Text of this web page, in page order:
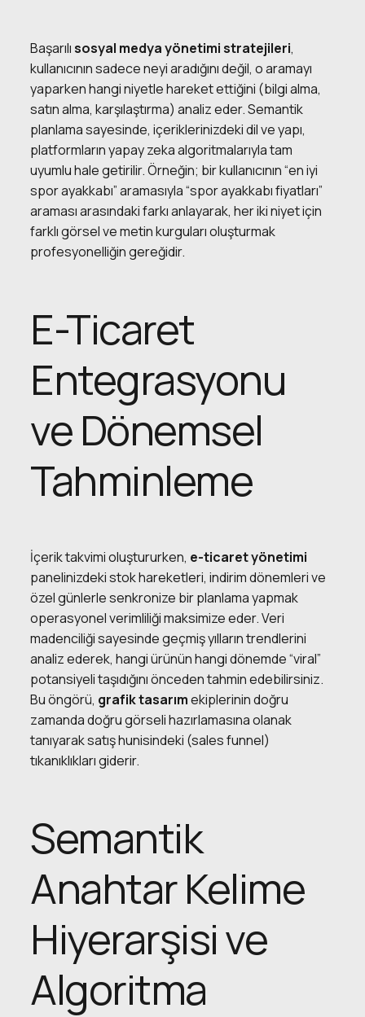
Başarılısosyal medya yönetimi stratejileri,
kullanıcının sadece neyi aradığını değil, o aramayı
yaparken hangi niyetle hareket ettiğini (bilgi alma,
satın alma, karşılaştırma) analiz eder. Semantik
planlama sayesinde, içeriklerinizdeki dil ve yapı,
platformların yapay zeka algoritmalarıyla tam
uyumlu hale getirilir. Örneğin; bir kullanıcının “en iyi
spor ayakkabı” aramasıyla “spor ayakkabı fiyatları”
araması arasındaki farkı anlayarak, her iki niyet için
farklı görsel ve metin kurguları oluşturmak
profesyonelliğin gereğidir.
E-Ticaret
Entegrasyonu
ve Dönemsel
Tahminleme
İçerik takvimi oluştururken, e-ticaret yönetimi
panelinizdeki stok hareketleri, indirim dönemleri ve
özel günlerle senkronize bir planlama yapmak
operasyonel verimliliği maksimize eder. Veri
madenciliği sayesinde geçmiş yılların trendlerini
analiz ederek, hangi ürünün hangi dönemde “viral”
potansiyeli taşıdığını önceden tahmin edebilirsiniz.
Bu öngörü, grafik tasarımekiplerinin doğru
zamanda doğru görseli hazırlamasına olanak
tanıyarak satış hunisindeki (sales funnel)
tıkanıklıkları giderir.
Semantik
Anahtar Kelime
Hiyerarşisi ve
Algoritma